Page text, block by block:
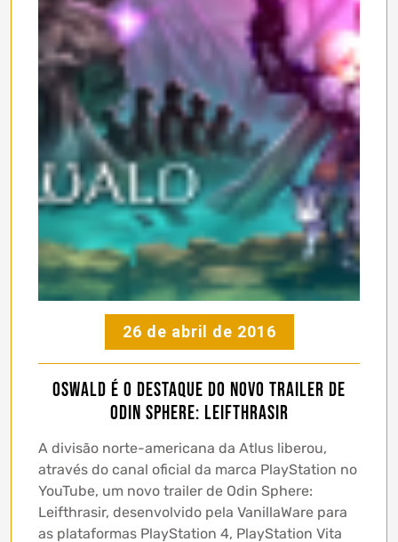
26 de abril de 2016
Oswald é o destaque do novo trailer de
Odin Sphere: Leifthrasir
A divisão norte-americana da Atlus liberou,
através do canal oficial da marca PlayStation no
YouTube, um novo trailer de Odin Sphere:
Leifthrasir, desenvolvido pela VanillaWare para
as plataformas PlayStation 4, PlayStation Vita